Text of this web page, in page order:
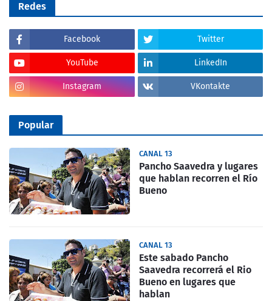
Redes
Facebook Twitter
YouTube LinkedIn
Instagram VKontakte
Popular
CANAL 13
Pancho Saavedra y lugares
que hablan recorren el Río
Bueno
CANAL 13
Este sabado Pancho
Saavedra recorrerá el Rio
Bueno en lugares que
hablan